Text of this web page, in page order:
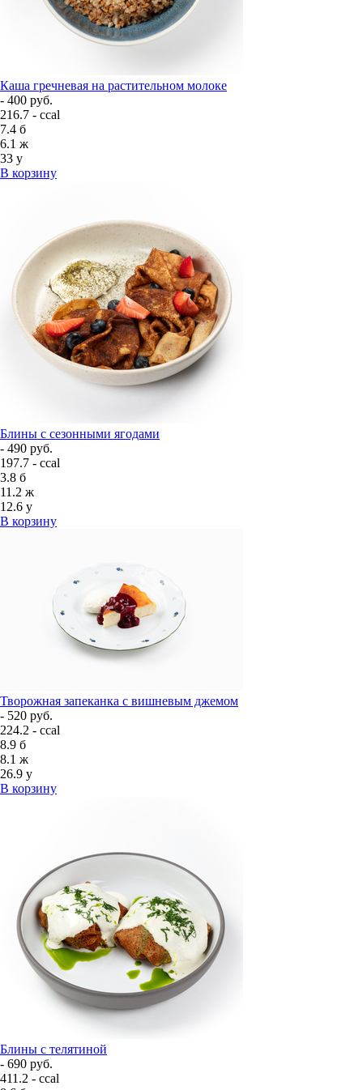
Каша гречневая на растительном молоке
- 400 руб.
216.7 - ccal
7.4 б
6.1 ж
33 у
В корзину
Блины с сезонными ягодами
- 490 руб.
197.7 - ccal
3.8 б
11.2 ж
12.6 у
В корзину
Творожная запеканка с вишневым джемом
- 520 руб.
224.2 - ccal
8.9 б
8.1 ж
26.9 у
В корзину
Блины с телятиной
- 690 руб.
411.2 - ccal